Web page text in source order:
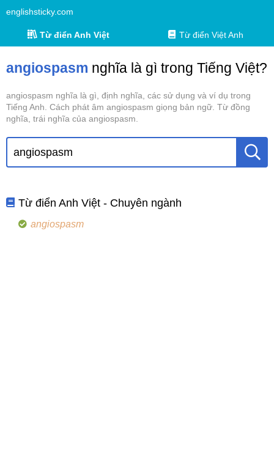
englishsticky.com
Từ điển Anh Việt Từ điển Việt Anh
angiospasm nghĩa là gì trong Tiếng Việt?
angiospasm nghĩa là gì, định nghĩa, các sử dụng và ví dụ trong
Tiếng Anh. Cách phát âm angiospasm giọng bản ngữ. Từ đồng
nghĩa, trái nghĩa của angiospasm.
Từ điển Anh Việt - Chuyên ngành
angiospasm